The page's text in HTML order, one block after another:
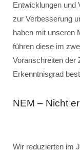
Entwicklungen und
zur Verbesserung
haben mit unseren
führen diese im
Voranschreiten der
Erkenntnisgrad
NEM – Nicht
Wir reduzierten im